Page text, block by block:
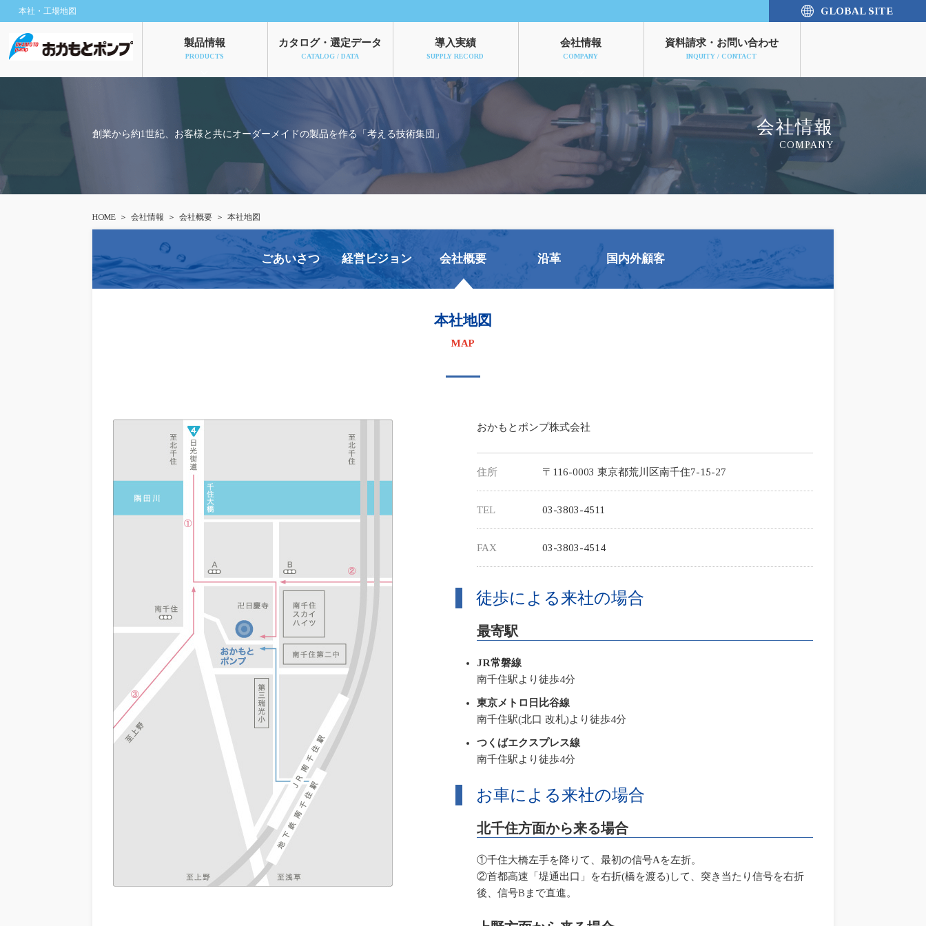
本社・工場地図 GLOBAL SITE
製品情報
PRODUCTS
カタログ・選定データ
CATALOG / DATA
導入実績
SUPPLY RECORD
会社情報
COMPANY
資料請求・お問い合わせ
INQUITY / CONTACT
創業から約1世紀、お客様と共にオーダーメイドの製品を作る「考える技術集団」 会社情報
COMPANY
HOME 会社情報 会社概要 本社地図
ごあいさつ 経営ビジョン 会社概要 沿革 国内外顧客
本社地図
MAP
おかもとポンプ株式会社
住所 〒116-0003 東京都荒川区南千住7-15-27
TEL 03-3803-4511
FAX 03-3803-4514
徒歩による来社の場合
最寄駅
JR常磐線
南千住駅より徒歩4分
東京メトロ日比谷線
南千住駅(北口 改札)より徒歩4分
つくばエクスプレス線
南千住駅より徒歩4分
お車による来社の場合
北千住方面から来る場合
①千住大橋左手を降りて、最初の信号Aを左折。
②首都高速「堤通出口」を右折(橋を渡る)して、突き当たり信号を右折
後、信号Bまで直進。